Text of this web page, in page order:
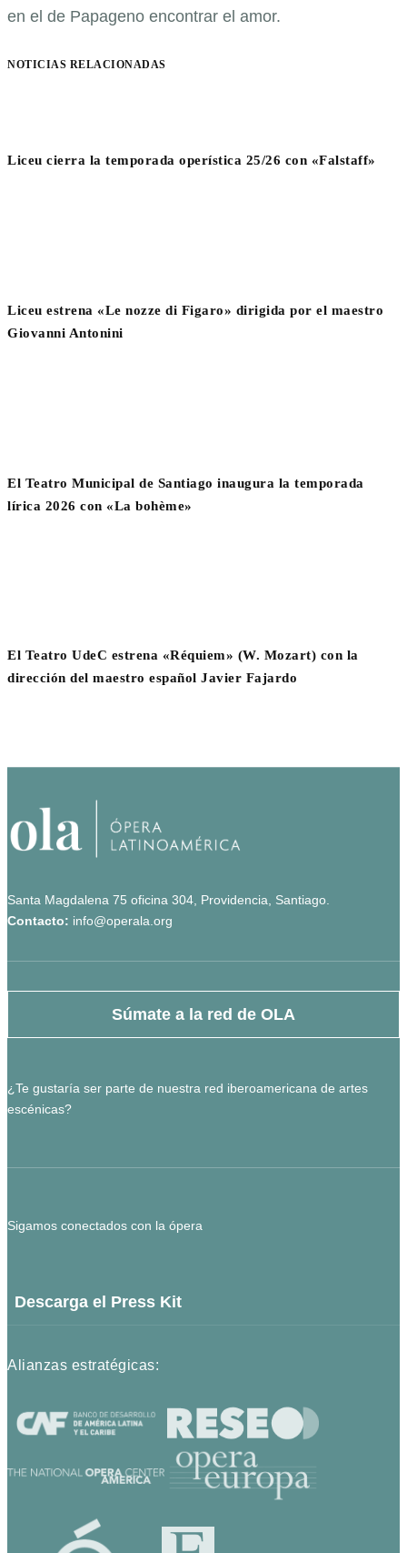
en el de Papageno encontrar el amor.
NOTICIAS RELACIONADAS
Liceu cierra la temporada operística 25/26 con «Falstaff»
Liceu estrena «Le nozze di Figaro» dirigida por el maestro
Giovanni Antonini
El Teatro Municipal de Santiago inaugura la temporada
lírica 2026 con «La bohème»
El Teatro UdeC estrena «Réquiem» (W. Mozart) con la
dirección del maestro español Javier Fajardo
Santa Magdalena 75 oficina 304, Providencia, Santiago.
Contacto: info@operala.org
Súmate a la red de OLA
¿Te gustaría ser parte de nuestra red iberoamericana de artes
escénicas?
Sigamos conectados con la ópera
Descarga el Press Kit
Alianzas estratégicas: